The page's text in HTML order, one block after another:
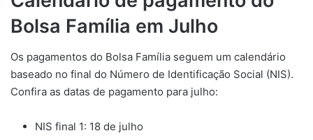
Bolsa Família em Julho
Os pagamentos do Bolsa Família seguem um calendário
baseado no final do Número de Identificação Social (NIS).
Confira as datas de pagamento para julho:
NIS final 1: 18 de julho